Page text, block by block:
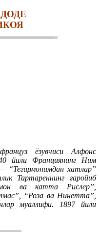
ёзувчиси Алфонс
йили Франциянинг Ним
“Тегирмонимдан хатлар”
Тартареннинг ғаройиб
ва катта Рислер”,
“Роза ва Нинетта”,
муаллифи. 1897 йили